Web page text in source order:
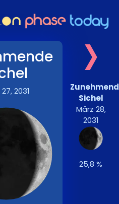
2031 ›
Sichel
März 28,
2031
25,8 %